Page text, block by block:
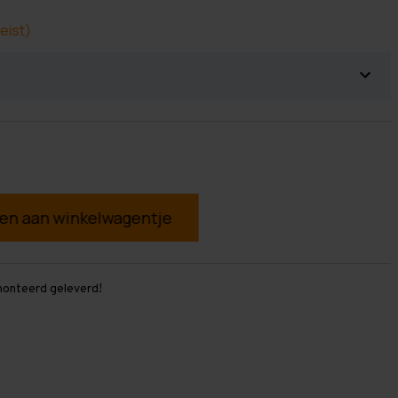
geleverd!